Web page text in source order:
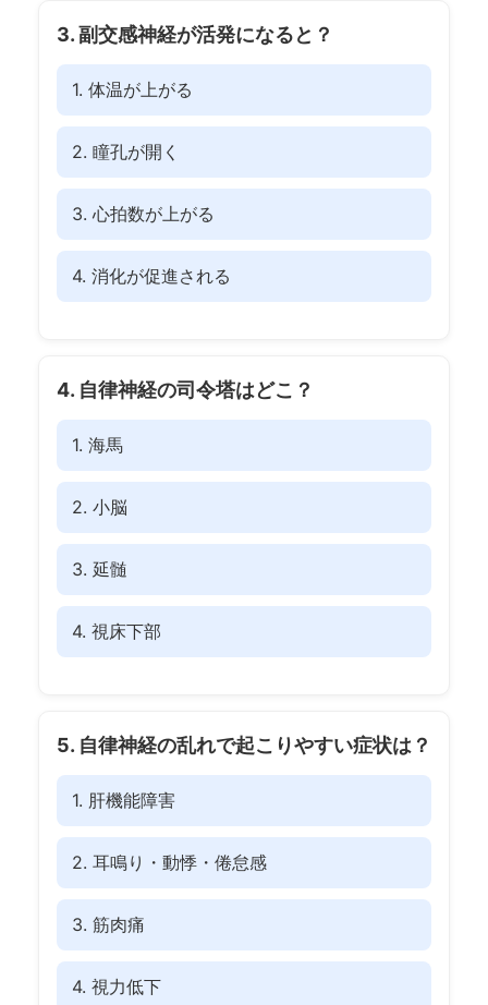
3. 副交感神経が活発になると？
1. 体温が上がる
2. 瞳孔が開く
3. 心拍数が上がる
4. 消化が促進される
4. 自律神経の司令塔はどこ？
1. 海馬
2. 小脳
3. 延髄
4. 視床下部
5. 自律神経の乱れで起こりやすい症状は？
1. 肝機能障害
2. 耳鳴り・動悸・倦怠感
3. 筋肉痛
4. 視力低下